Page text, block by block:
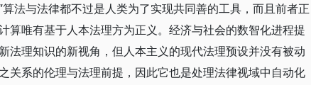
法与法律都不过是人类为了实现共同善的工具，而且前者正
算唯有基于人本法理方为正义。经济与社会的数智化进程提
法理知识的新视角，但人本主义的现代法理预设并没有被动
关系的伦理与法理前提，因此它也是处理法律视域中自动化